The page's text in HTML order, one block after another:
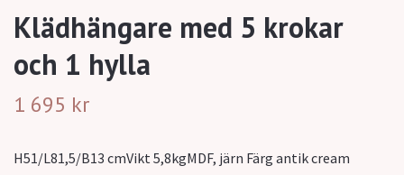
Klädhängare med 5 krokar
och 1 hylla
1 695 kr
H51/L81,5/B13 cmVikt 5,8kgMDF, järn Färg antik cream